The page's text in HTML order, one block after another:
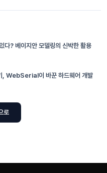
다? 베이지안 모델링의 신박한 활용
, WebSerial이 바꾼 하드웨어 개발
로